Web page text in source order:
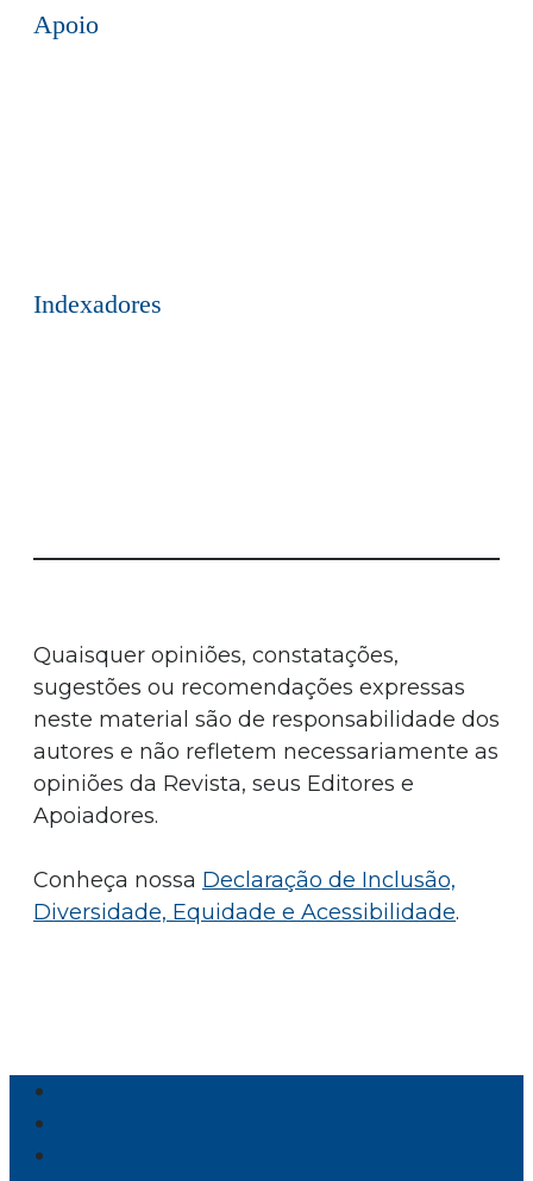
Apoio
Indexadores
Quaisquer opiniões, constatações,
sugestões ou recomendações expressas
neste material são de responsabilidade dos
autores e não refletem necessariamente as
opiniões da Revista, seus Editores e
Apoiadores.
Conheça nossa Declaração de Inclusão,
Diversidade, Equidade e Acessibilidade.